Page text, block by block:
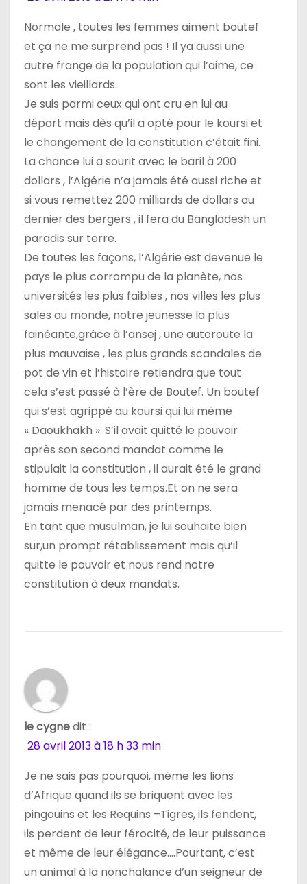
Normale , toutes les femmes aiment boutef
et ça ne me surprend pas ! Il ya aussi une
autre frange de la population qui l’aime, ce
sont les vieillards.
Je suis parmi ceux qui ont cru en lui au
départ mais dès qu’il a opté pour le koursi et
le changement de la constitution c’était fini.
La chance lui a sourit avec le baril à 200
dollars , l’Algérie n’a jamais été aussi riche et
si vous remettez 200 milliards de dollars au
dernier des bergers , il fera du Bangladesh un
paradis sur terre.
De toutes les façons, l’Algérie est devenue le
pays le plus corrompu de la planète, nos
universités les plus faibles , nos villes les plus
sales au monde, notre jeunesse la plus
fainéante,grâce à l’ansej , une autoroute la
plus mauvaise , les plus grands scandales de
pot de vin et l’histoire retiendra que tout
cela s’est passé à l’ère de Boutef. Un boutef
qui s’est agrippé au koursi qui lui même
« Daoukhakh ». S’il avait quitté le pouvoir
après son second mandat comme le
stipulait la constitution , il aurait été le grand
homme de tous les temps.Et on ne sera
jamais menacé par des printemps.
En tant que musulman, je lui souhaite bien
sur,un prompt rétablissement mais qu’il
quitte le pouvoir et nous rend notre
constitution à deux mandats.
le cygnedit :
28 avril 2013 à 18 h 33 min
Je ne sais pas pourquoi, même les lions
d’Afrique quand ils se briquent avec les
pingouins et les Requins –Tigres, ils fendent,
ils perdent de leur férocité, de leur puissance
et même de leur élégance….Pourtant, c’est
un animal à la nonchalance d’un seigneur de